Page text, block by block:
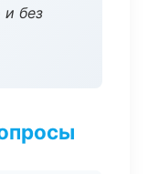
и без